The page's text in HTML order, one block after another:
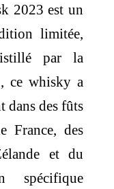
€.
2023 est un
limitée,
par la
ce whisky a
dans des fûts
France, des
et du
spécifique